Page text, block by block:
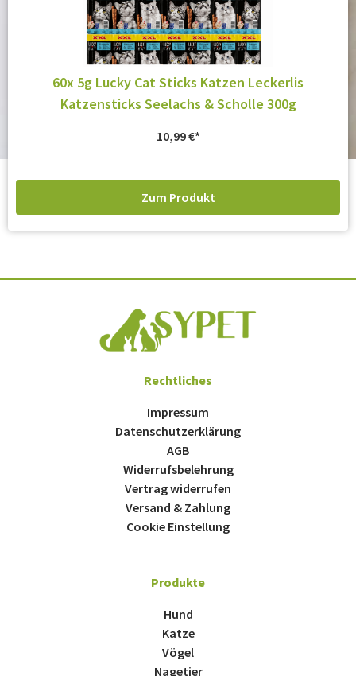
60x 5g Lucky Cat Sticks Katzen Leckerlis
Katzensticks Seelachs & Scholle 300g
10,99€
Zum Produkt
Rechtliches
Impressum
Datenschutzerklärung
AGB
Widerrufsbelehrung
Vertrag widerrufen
Versand & Zahlung
Cookie Einstellung
Produkte
Hund
Katze
Vögel
Nagetier